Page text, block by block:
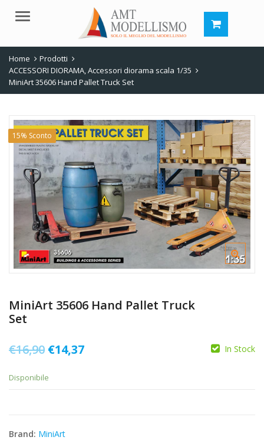
Menu
Home
Prodotti
ACCESSORI DIORAMA,Accessori diorama scala 1/35
MiniArt 35606 Hand Pallet Truck Set
15% Sconto
MiniArt 35606 Hand Pallet Truck
Set
€16,90 Il
€14,37Il
In Stock
Disponibile
Brand: MiniArt